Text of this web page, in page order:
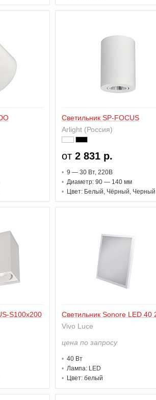
Светильник SP-FOCUS
Arlight (Россия)
от2 831 р.
9 — 30 Вт, 220В
Диаметр: 90 — 140 мм
Цвет: Белый, Чёрный, Черный
S100x200
Светильник Sonore LED 40
Vivo Luce
цена по запросу
40 Вт
Лампа: LED
Цвет: белый